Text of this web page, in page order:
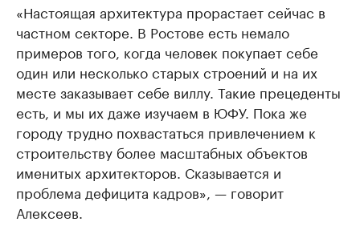
«Настоящая архитектура прорастает сейчас в
частном секторе. В Ростове есть немало
примеров того, когда человек покупает себе
один или несколько старых строений и на их
месте заказывает себе виллу. Такие прецеденты
есть, и мы их даже изучаем в ЮФУ. Пока же
городу трудно похвастаться привлечением к
строительству более масштабных объектов
именитых архитекторов. Сказывается и
проблема дефицита кадров», — говорит
Алексеев.